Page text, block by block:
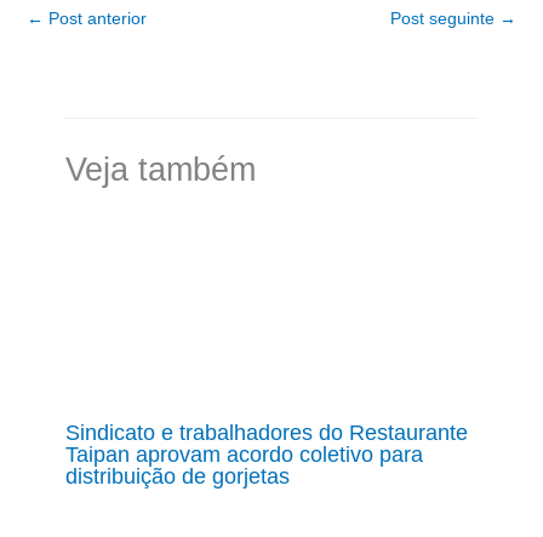
← Post anterior Post seguinte →
Veja também
Sindicato e trabalhadores do Restaurante
Taipan aprovam acordo coletivo para
distribuição de gorjetas